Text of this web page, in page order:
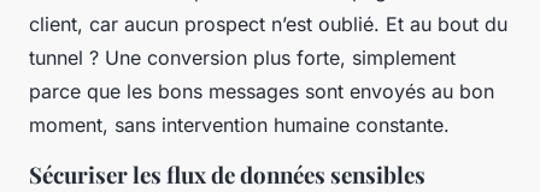
client, car aucun prospect n’est oublié. Et au bout du
tunnel ? Une conversion plus forte, simplement
parce que les bons messages sont envoyés au bon
moment, sans intervention humaine constante.
Sécuriser les flux de données sensibles